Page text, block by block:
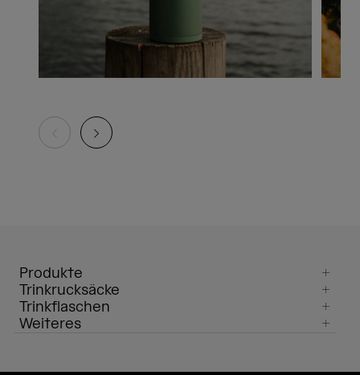
Produkte
Trinkrucksäcke
Trinkflaschen
Weiteres